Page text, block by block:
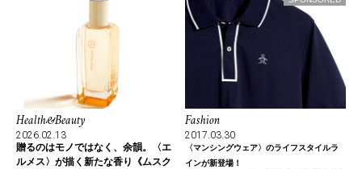
Health&Beauty
2026.02.13
贈るのはモノではなく、余韻。〈エ
ルメス〉が描く新たな香り《ムスク
Fashion
2017.03.30
〈マンシングウェア〉のライフスタイルラ
インが新登場！